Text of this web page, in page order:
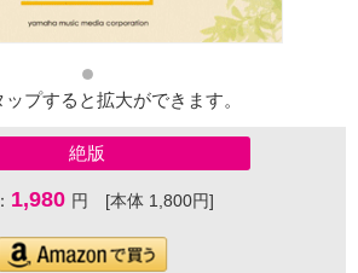
プすると拡大ができます。
絶版
1,980 円 [本体 1,800円]